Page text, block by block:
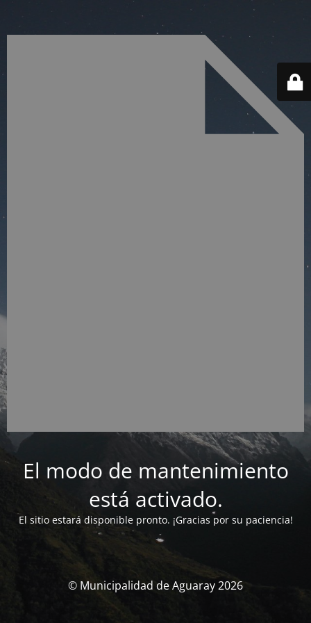
El modo de mantenimiento
está activado.
El sitio estará disponible pronto. ¡Gracias por su paciencia!
© Municipalidad de Aguaray 2026